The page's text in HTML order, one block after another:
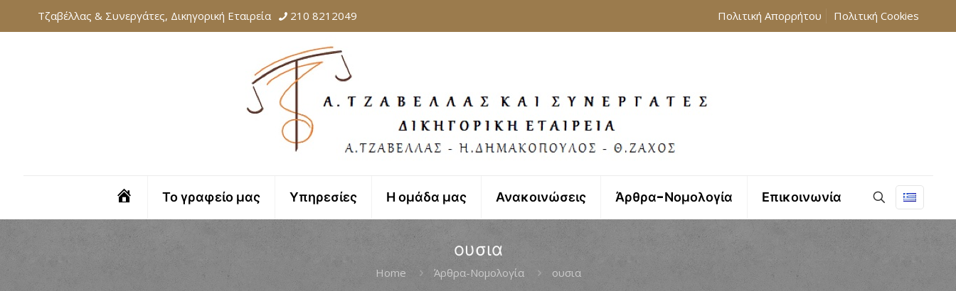
Τζαβέλλας & Συνεργάτες, Δικηγορική Εταιρεία 210 8212049 Πολιτική Απορρήτου Πολιτική Cookies
ΑρχικήΤο γραφείο μας Υπηρεσίες Η ομάδα μας Ανακοινώσεις Άρθρα-Νομολογία Επικοινωνία
ουσια
Home Άρθρα-Νομολογία ουσια